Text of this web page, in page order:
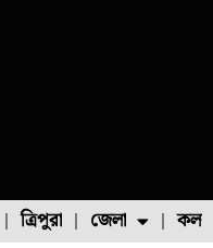
ত্রিপুরা জেলা